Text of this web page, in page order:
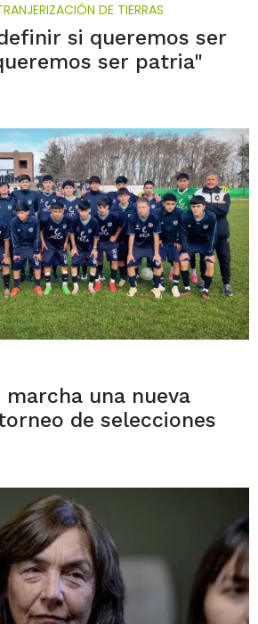
DE TIERRAS
si queremos ser
ser patria"
marcha una nueva
de selecciones